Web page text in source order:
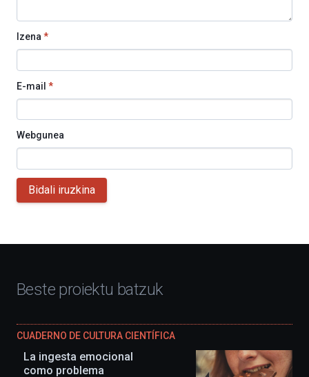
Izena*
E-mail *
Webgunea
Bidali iruzkina
Beste proiektu batzuk
CUADERNO DE CULTURA CIENTÍFICA
La ingesta emocional
como problema